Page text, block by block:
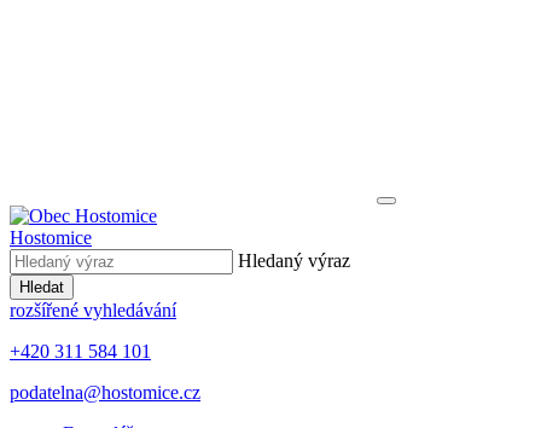
Hostomice
Hledaný výraz
Hledat
rozšířené vyhledávání
+420 311 584 101
podatelna@hostomice.cz